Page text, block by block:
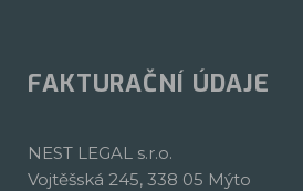
FAKTURAČNÍ ÚDAJE
NEST LEGAL s.r.o.
Vojtěšská 245, 338 05 Mýto